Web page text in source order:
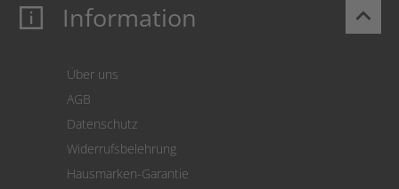
Mein Konto
keyboard_arrow_up
Information
Über uns
AGB
Datenschutz
Widerrufsbelehrung
Hausmarken-Garantie